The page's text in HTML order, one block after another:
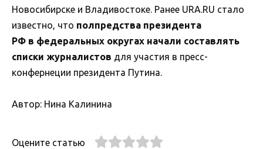
Новосибирске и Владивостоке. Ранее URA.RU стало
известно, что полпредства президента
РФ в федеральных округах начали составлять
списки журналистов для участия в пресс-
конфернеции президента Путина.
Автор: Нина Калинина
Оцените статью